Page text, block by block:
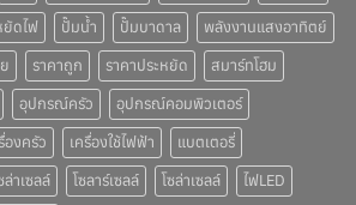
ยัดไฟ ปั๊มน้ำ ปั๊มบาดาล
พลังงานแสงอาทิตย์
ราคาถูก ราคาประหยัด
สมาร์ทโฮม
อุปกรณ์ครัว
อุปกรณ์คอมพิวเตอร์
องครัว เครื่องใช้ไฟฟ้า
แบตเตอรี่
ล่าเซลล์ โซลาร์เซลล์ โซล่าเซลล์ ไฟLED